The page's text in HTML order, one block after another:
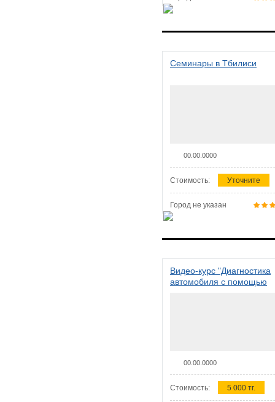
Семинары в Тбилиси
00.00.0000
Стоимость: Уточните
Город не указан
Видео-курс "Диагностика
автомобиля с помощью
00.00.0000
Стоимость: 5 000 тг.